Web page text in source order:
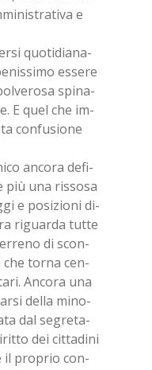
e
quo­ti­dia­na­
es­se­re
spi­na­
E quel che im­
con­fu­sio­ne
an­co­ra de­fi­
più una ris­so­sa
e po­si­zio­ni di­
ri­guar­da tut­te
di scon­
che tor­na cen­
An­co­ra una
del­la mi­no­
dal se­gre­ta­
dei cit­ta­di­ni
il pro­prio con­